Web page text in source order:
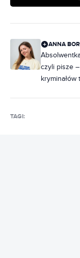
ANNA
czyli pisze
TAGI: